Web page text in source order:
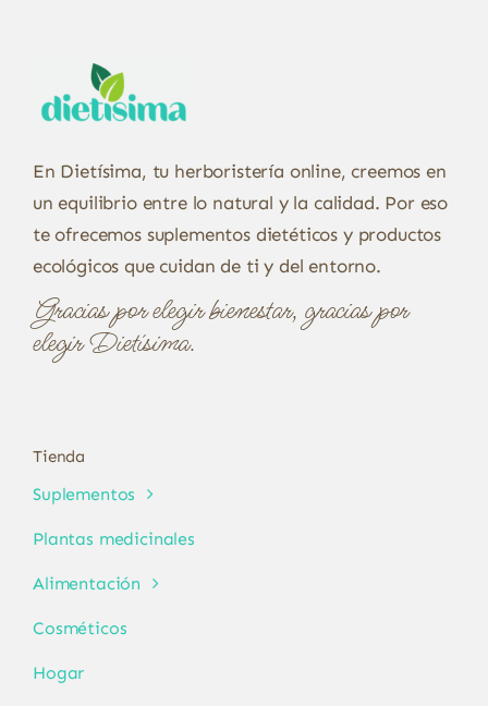
En Dietísima, tu herboristería online, creemos en
un equilibrio entre lo natural y la calidad. Por eso
te ofrecemos suplementos dietéticos y productos
ecológicos que cuidan de ti y del entorno.
Gracias por elegir bienestar, gracias por
elegir Dietísima.
Tienda
Suplementos
Plantas medicinales
Alimentación
Cosméticos
Hogar